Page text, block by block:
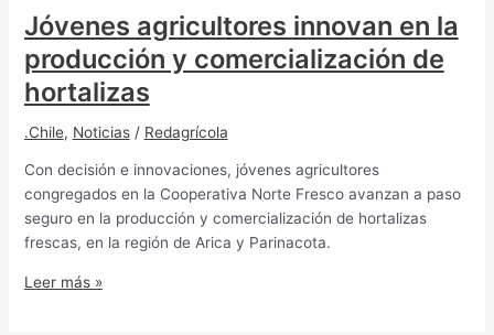
Jóvenes agricultores innovan en la
producción y comercialización de
hortalizas
.Chile, Noticias/ Redagrícola
Con decisión e innovaciones, jóvenes agricultores
congregados en la Cooperativa Norte Fresco avanzan a paso
seguro en la producción y comercialización de hortalizas
frescas, en la región de Arica y Parinacota.
Leer más »